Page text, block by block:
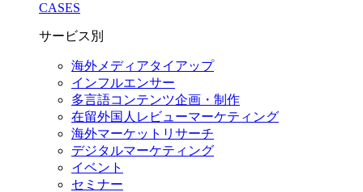
CASES
サービス別
海外メディアタイアップ
インフルエンサー
多言語コンテンツ企画・制作
在留外国⼈レビューマーケティング
海外マーケットリサーチ
デジタルマーケティング
イベント
セミナー